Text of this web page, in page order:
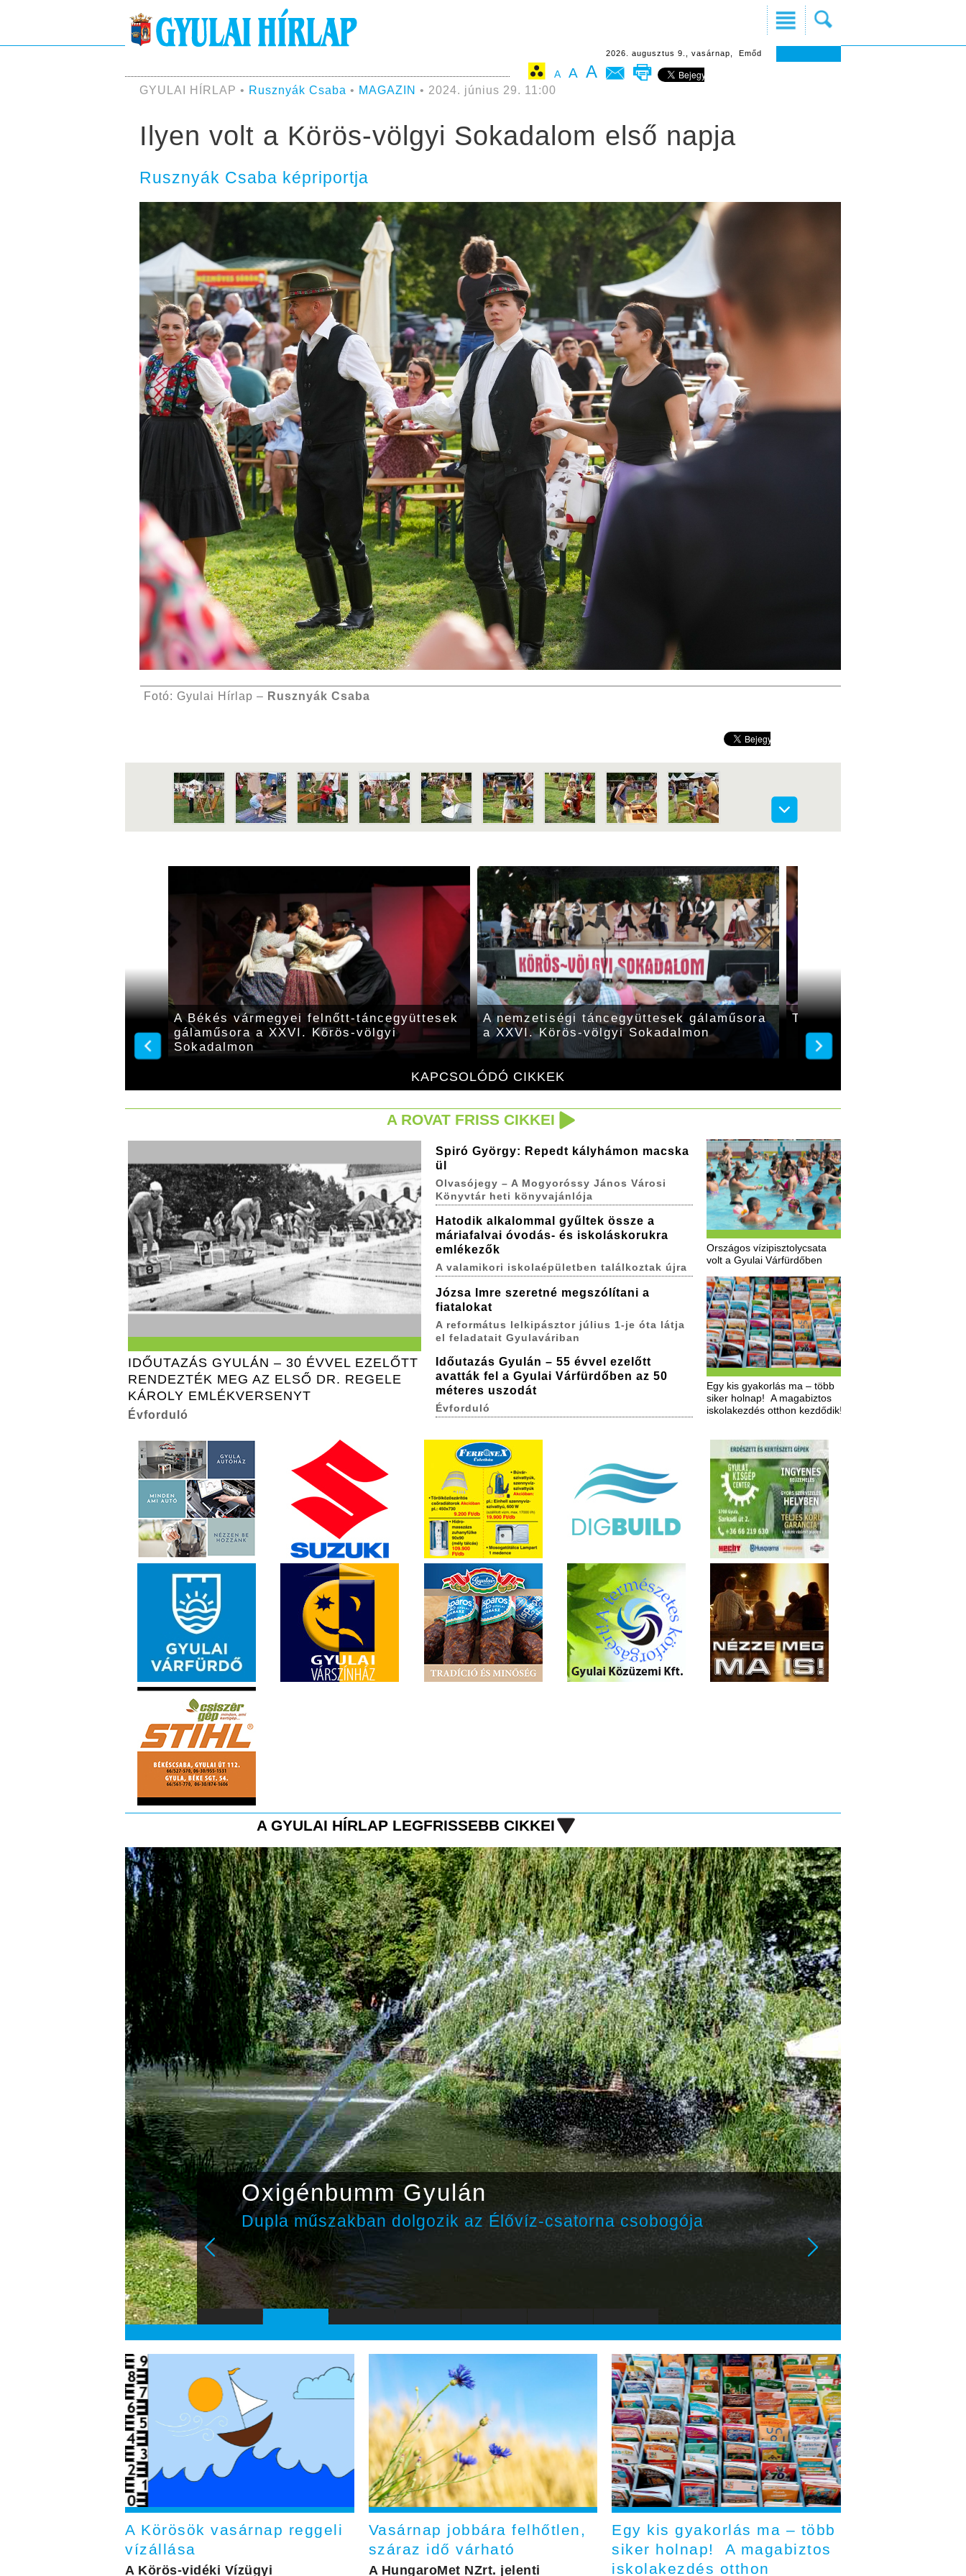
2026. augusztus 9., vasárnap, Emőd
A A A
GYULAI HÍRLAP • Rusznyák Csaba • MAGAZIN • 2024. június 29. 11:00
Ilyen volt a Körös-völgyi Sokadalom első napja
Rusznyák Csaba képriportja
Fotó: Gyulai Hírlap – Rusznyák Csaba
KAPCSOLÓDÓ CIKKEK
A Békés vármegyei felnőtt-táncegyüttesek
gálaműsora a XXVI. Körös-völgyi
Sokadalmon
A nemzetiségi táncegyüttesek gálaműsora
a XXVI. Körös-völgyi Sokadalmon
Tértánc a XXVI. Körös
A ROVAT FRISS CIKKEI
IDŐUTAZÁS GYULÁN – 30 ÉVVEL EZELŐTT
RENDEZTÉK MEG AZ ELSŐ DR. REGELE
KÁROLY EMLÉKVERSENYT
Évforduló
Országos vízipisztolycsata
volt a Gyulai Várfürdőben
Egy kis gyakorlás ma – több
siker holnap! A magabiztos
iskolakezdés otthon kezdődik!
Spiró György: Repedt kályhámon macska
ül
Olvasójegy – A Mogyoróssy János Városi
Könyvtár heti könyvajánlója
Hatodik alkalommal gyűltek össze a
máriafalvai óvodás- és iskoláskorukra
emlékezők
A valamikori iskolaépületben találkoztak újra
Józsa Imre szeretné megszólítani a
fiatalokat
A református lelkipásztor július 1-je óta látja
el feladatait Gyulaváriban
Időutazás Gyulán – 55 évvel ezelőtt
avatták fel a Gyulai Várfürdőben az 50
méteres uszodát
Évforduló
A GYULAI HÍRLAP LEGFRISSEBB CIKKEI
Oxigénbumm Gyulán
Dupla műszakban dolgozik az Élővíz-csatorna csobogója
A Körösök vasárnap reggeli
vízállása
A Körös-vidéki Vízügyi
Vasárnap jobbára felhőtlen,
száraz idő várható
A HungaroMet NZrt. jelenti
Egy kis gyakorlás ma – több
siker holnap! A magabiztos
iskolakezdés otthon